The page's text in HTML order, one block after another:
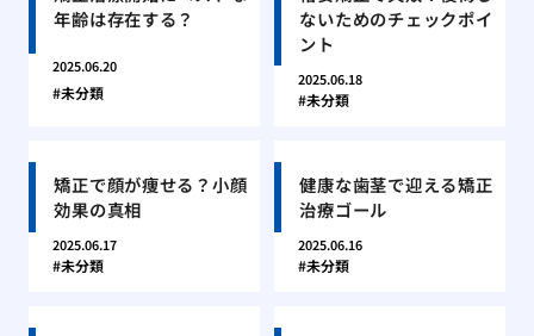
年齢は存在する？
2025.06.20
未分類
ないためのチェックポイ
ント
2025.06.18
未分類
矯正で顔が痩せる？小顔
効果の真相
2025.06.17
未分類
健康な歯茎で迎える矯正
治療ゴール
2025.06.16
未分類